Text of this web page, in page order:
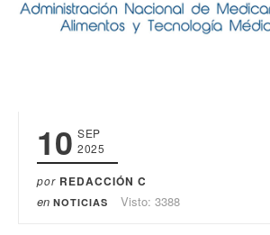
10 SEP
2025
por REDACCIÓN C
en NOTICIAS Visto: 3388